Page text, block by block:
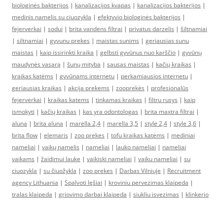
biologinės bakterijos | kanalizacijos kvapas | kanalizacijos bakterijos |
medinis namelis su ciuozykla | efektyvio biologinės bakterijos |
fejerverkai | sodui | brita vandens filtrai | privatus darzelis | šiltnamiai
| siltnamiai | gyvunu prekes | maistas sunims | geriausias sunu
maistas | kaip issirinkti kraika | gelbsti gyvūnus nuo karščio | gyvūnų
maudynės vasarą | šunų mityba | sausas maistas | kačių kraikas |
kraikas katėms | gyvūnams internetu | perkamiausios internetu |
geriausias kraikas | akcija prekems | zooprekės | profesionalūs
fejerverkai | kraikas katems | tinkamas kraikas | filtru rusys | kaip
ismokyti | kačių kraikas | kas yra odontologas | brita maxtra filtrai |
aluna | brita aluna | marella 2,4 | marella 3,5 | style 2,4 | style 3,6 |
brita flow | elemaris | zoo prekes | tofu kraikas katėms | mediniai
nameliai | vaikų namelis | nameliai | lauko nameliai | nameliai
vaikams | žaidimui lauke | vaikiski nameliai | vaiku nameliai | su
ciuozykla | su čiuožykla | zoo prekes | Darbas Vilniuje | Recruitment
agency Lithuania | Spalvoti lęšiai | kroviniu pervezimas klaipeda |
tralas klaipeda | griovimo darbai klaipeda | siukliu isvezimas | klinkerio